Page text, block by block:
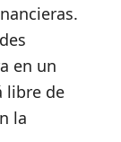
en un
libre de
la